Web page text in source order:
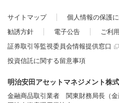
サイトマップ
個人情報の保護
勧誘方針
電子公告 ご利
証券取引等監視委員会情報提供窓口
投資信託に関する留意事項
明治安田アセットマネジメント株
金融商品取引業者 関東財務局長（